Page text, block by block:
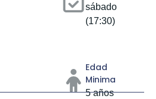
sábado
(17:30)
Edad
Minima
5 años